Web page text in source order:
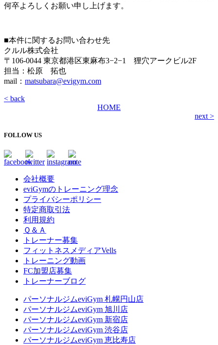
何卒よろしくお願い申し上げます。
■本件に関するお問い合わせ先
クルル株式会社
〒106-0044 東京都港区東麻布3−2−1 狸穴アークビル2F
担当：松原 拓也
mail： matsubara@evigym.com
< back
HOME
next >
FOLLOW US
会社概要
eviGymのトレーニング理念
プライバシーポリシー
特定商取引法
利用規約
Ｑ＆Ａ
トレーナー募集
フィットネスメディアVells
トレーニング動画
FC加盟店募集
トレーナーブログ
パーソナルジムeviGym 札幌円山店
パーソナルジムeviGym 旭川店
パーソナルジムeviGym 新宿店
パーソナルジムeviGym 渋谷店
パーソナルジムeviGym 恵比寿店